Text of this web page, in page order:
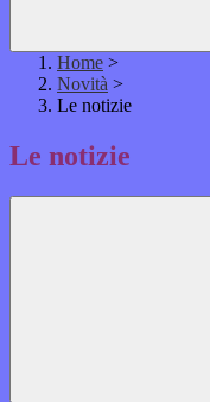
Home >
Novità >
Le notizie
Le notizie